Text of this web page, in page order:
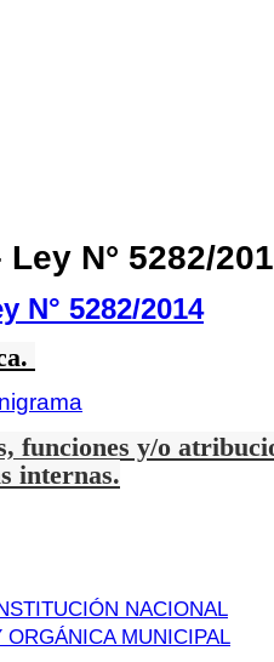
N° 5282/
N° 5282/2014
funciones y/o
internas.
NACIONAL
MUNICIPAL